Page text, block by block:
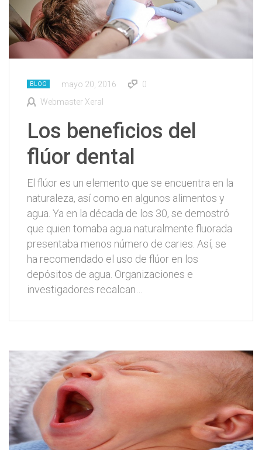
BLOG mayo 20, 2016
0
Webmaster Xeral
Los beneficios del
flúor dental
El flúor es un elemento que se encuentra en la
naturaleza, así como en algunos alimentos y
agua. Ya en la década de los 30, se demostró
que quien tomaba agua naturalmente fluorada
presentaba menos número de caries. Así, se
ha recomendado el uso de flúor en los
depósitos de agua. Organizaciones e
investigadores recalcan…